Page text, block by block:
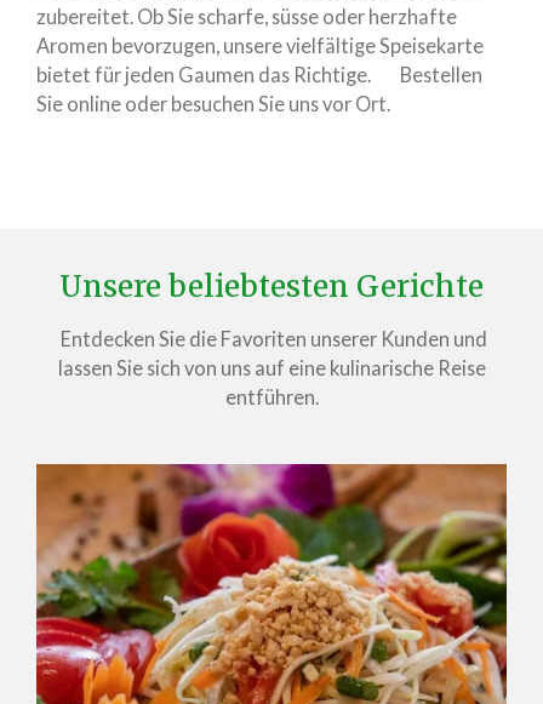
zubereitet. Ob Sie scharfe, süsse oder herzhafte
Aromen bevorzugen, unsere vielfältige Speisekarte
bietet für jeden Gaumen das Richtige. Bestellen
Sie online oder besuchen Sie uns vor Ort.
Unsere beliebtesten Gerichte
Entdecken Sie die Favoriten unserer Kunden und
lassen Sie sich von uns auf eine kulinarische Reise
entführen.